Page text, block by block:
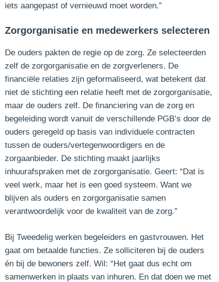
iets aangepast of vernieuwd moet worden.”
Zorgorganisatie en medewerkers selecteren
De ouders pakten de regie op de zorg. Ze selecteerden
zelf de zorgorganisatie en de zorgverleners. De
financiële relaties zijn geformaliseerd, wat betekent dat
niet de stichting een relatie heeft met de zorgorganisatie,
maar de ouders zelf. De financiering van de zorg en
begeleiding wordt vanuit de verschillende PGB’s door de
ouders geregeld op basis van individuele contracten
tussen de ouders/vertegenwoordigers en de
zorgaanbieder. De stichting maakt jaarlijks
inhuurafspraken met de zorgorganisatie. Geert: “Dat is
veel werk, maar het is een goed systeem. Want we
blijven als ouders en zorgorganisatie samen
verantwoordelijk voor de kwaliteit van de zorg.”
Bij Tweedelig werken begeleiders en gastvrouwen. Het
gaat om betaalde functies. Ze solliciteren bij de ouders
én bij de bewoners zelf. Wil: “Het gaat dus echt om
samenwerken in plaats van inhuren. En dat doen we met